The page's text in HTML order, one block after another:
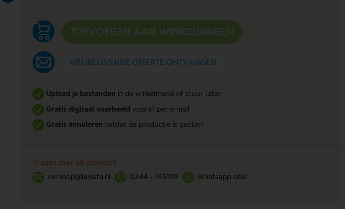
TOEVOEGEN AAN WINKELWAGEN
VRIJBLIJVENDE OFFERTE ONTVANGEN
Upload je bestanden in de winkelmand of stuur later
Gratis digitaal voorbeeldvooraf per e-mail
Gratis annuleren totdat de productie is gestart
Vragen over dit product?
verkoop@lavista.nl
0344 - 745109 Whatsapp ons!